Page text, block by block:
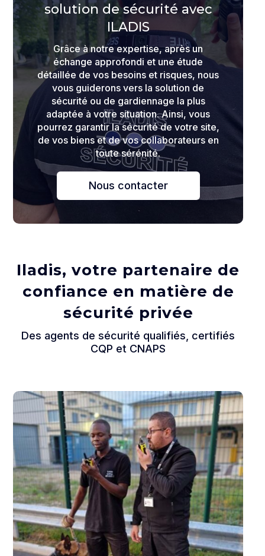
solution de sécurité avec
ILADIS
Grâce à notre expertise, après un
échange approfondi et une étude
détaillée de vos besoins et risques, nous
vous guiderons vers la solution de
sécurité ou de gardiennage la plus
adaptée à votre situation. Ainsi, vous
pourrez garantir la sécurité de votre site,
de vos biens et de vos collaborateurs en
toute sérénité.
Nous contacter
Iladis, votre partenaire de
confiance en matière de
sécurité privée
Des agents de sécurité qualifiés, certifiés
CQP et CNAPS